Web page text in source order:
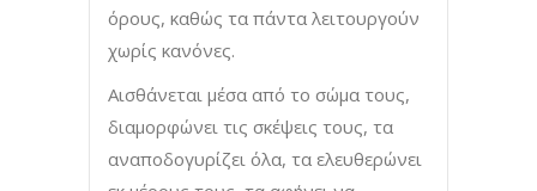
όρους, καθώς τα πάντα λειτουργούν
χωρίς κανόνες.
Αισθάνεται μέσα από το σώμα τους,
διαμορφώνει τις σκέψεις τους, τα
αναποδογυρίζει όλα, τα ελευθερώνει